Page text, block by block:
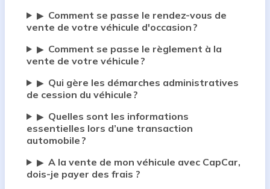
▶ Comment se passe le rendez-vous de
vente de votre véhicule d'occasion ?
▶ Comment se passe le règlement à la
vente de votre véhicule ?
▶ Qui gère les démarches administratives
de cession du véhicule ?
▶ Quelles sont les informations
essentielles lors d’une transaction
automobile ?
▶ A la vente de mon véhicule avec CapCar,
dois-je payer des frais ?